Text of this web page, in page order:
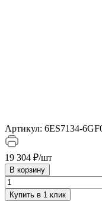
Артикул: 6ES7134-
19 304 ₽/шт
В корзину
Купить в 1 клик